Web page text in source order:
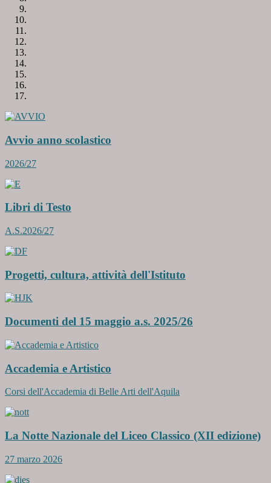
Avvio anno scolastico
2026/27
Libri di Testo
A.S.2026/27
Progetti, cultura, attività dell'Istituto
Documenti del 15 maggio a.s. 2025/26
Accademia e Artistico
Corsi dell'Accademia di Belle Arti dell'Aquila
La Notte Nazionale del Liceo Classico (XII edizione)
27 marzo 2026